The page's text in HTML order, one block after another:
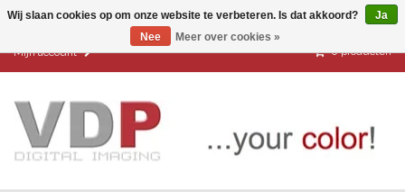
Mijn account 0 producten
Wij slaan cookies op om onze website te verbeteren. Is dat akkoord?
Ja
Nee
Meer over cookies »